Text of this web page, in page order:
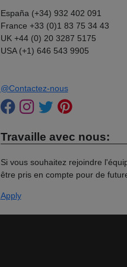
España (+34) 932 402 091
France +33 (0)1 83 75 34 43
UK +44 (0) 20 3287 5175
USA (+1) 646 543 9905
@Contactez-nous
Travaille avec nous:
Si vous souhaitez rejoindre
être pris en compte pour de
Apply